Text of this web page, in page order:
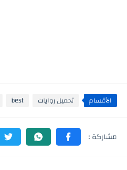
الأقسام تحميل روايات best